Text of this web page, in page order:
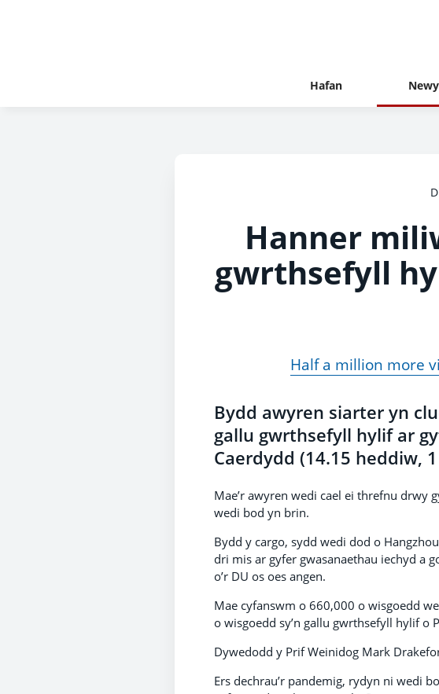
Hafan
Hanner
gwrthsefyll
Half a million more
Bydd awyren siarter yn
gallu gwrthsefyll hylif ar
Caerdydd (14.15 heddiw,
Mae’r awyren wedi cael ei threfnu drwy
wedi bod yn brin.
Bydd y cargo, sydd wedi dod o
dri mis ar gyfer gwasanaethau iechyd a
o’r DU os oes angen.
Mae cyfanswm o 660,000 o wisgoedd
o wisgoedd sy’n gallu gwrthsefyll hylif o
Dywedodd y Prif Weinidog Mark
Ers dechrau’r pandemig, rydyn ni wedi